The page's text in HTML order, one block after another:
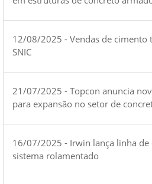
12/08/2025 - Vendas de cimento
SNIC
21/07/2025 - Topcon anuncia
para expansão no setor de
16/07/2025 - Irwin lança linha de
sistema rolamentado